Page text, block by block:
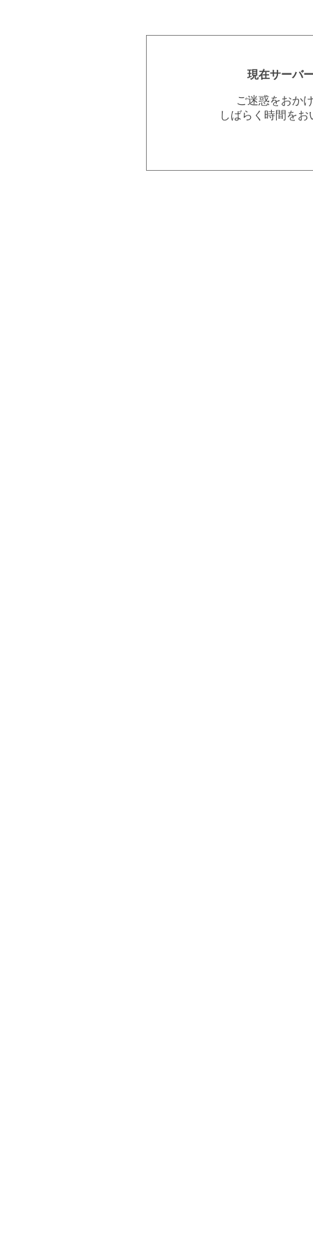
現在サーバ
ご迷惑をおか
しばらく時間を